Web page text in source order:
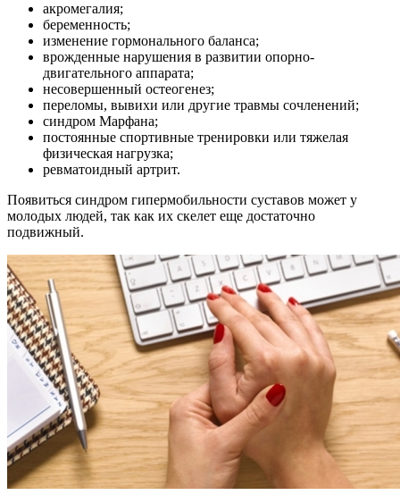
акромегалия;
беременность;
изменение гормонального баланса;
врожденные нарушения в развитии опорно-
двигательного аппарата;
несовершенный остеогенез;
переломы, вывихи или другие травмы сочленений;
синдром Марфана;
постоянные спортивные тренировки или тяжелая
физическая нагрузка;
ревматоидный артрит.
Появиться синдром гипермобильности суставов может у
молодых людей, так как их скелет еще достаточно
подвижный.